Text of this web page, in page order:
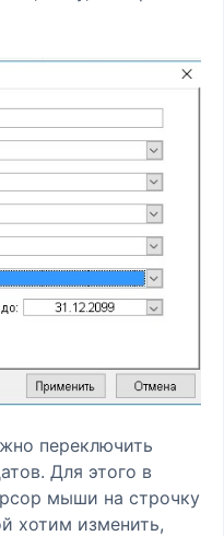
переключить
Для этого в
мыши на строчку
хотим изменить,